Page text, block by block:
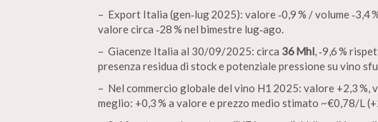
– Export Italia (gen‑lug 2025): valore ‑0,9 % / volume ‑3,4
valore circa ‑28 % nel bimestre lug‑ago.
– Giacenze Italia al 30/09/2025: circa 36 Mhl, ‑9,6 %
presenza residua di stock e potenziale pressione su vino
– Nel commercio globale del vino H1 2025: valore +2,3 %,
meglio: +0,3 % a valore e prezzo medio stimato ~€0,78/L